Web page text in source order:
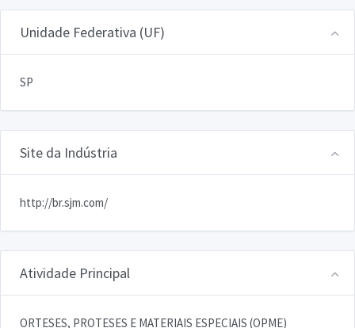
Unidade Federativa (UF)
SP
Site da Indústria
http://br.sjm.com/
Atividade Principal
ORTESES, PROTESES E MATERIAIS ESPECIAIS (OPME)